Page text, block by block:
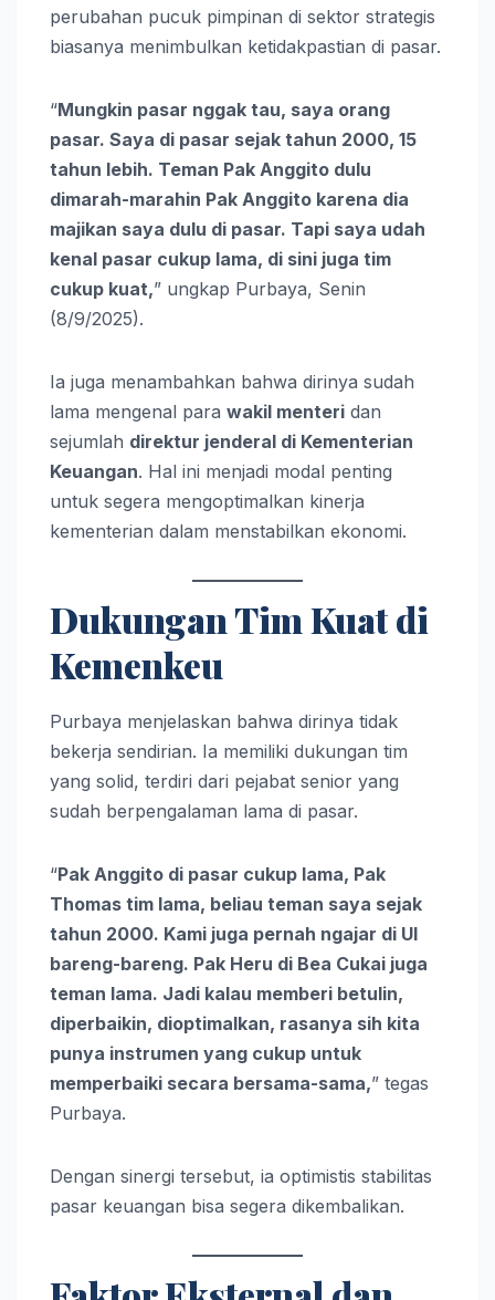
perubahan pucuk pimpinan di sektor strategis
biasanya menimbulkan ketidakpastian di pasar.
“Mungkin pasar nggak tau, saya orang
pasar. Saya di pasar sejak tahun 2000, 15
tahun lebih. Teman Pak Anggito dulu
dimarah-marahin Pak Anggito karena dia
majikan saya dulu di pasar. Tapi saya udah
kenal pasar cukup lama, di sini juga tim
cukup kuat,” ungkap Purbaya, Senin
(8/9/2025).
Ia juga menambahkan bahwa dirinya sudah
lama mengenal para wakil menteri dan
sejumlah direktur jenderal di Kementerian
Keuangan. Hal ini menjadi modal penting
untuk segera mengoptimalkan kinerja
kementerian dalam menstabilkan ekonomi.
Dukungan Tim Kuat di
Kemenkeu
Purbaya menjelaskan bahwa dirinya tidak
bekerja sendirian. Ia memiliki dukungan tim
yang solid, terdiri dari pejabat senior yang
sudah berpengalaman lama di pasar.
“Pak Anggito di pasar cukup lama, Pak
Thomas tim lama, beliau teman saya sejak
tahun 2000. Kami juga pernah ngajar di UI
bareng-bareng. Pak Heru di Bea Cukai juga
teman lama. Jadi kalau memberi betulin,
diperbaikin, dioptimalkan, rasanya sih kita
punya instrumen yang cukup untuk
memperbaiki secara bersama-sama,” tegas
Purbaya.
Dengan sinergi tersebut, ia optimistis stabilitas
pasar keuangan bisa segera dikembalikan.